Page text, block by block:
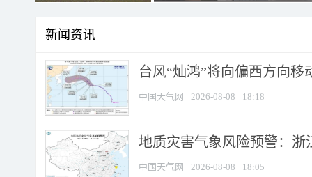
新闻资讯
台风“灿鸿”将向偏西方向移
中国天气网 2026-08-08 18:18
地质灾害气象风险预警：
中国天气网 2026-08-08 18:05